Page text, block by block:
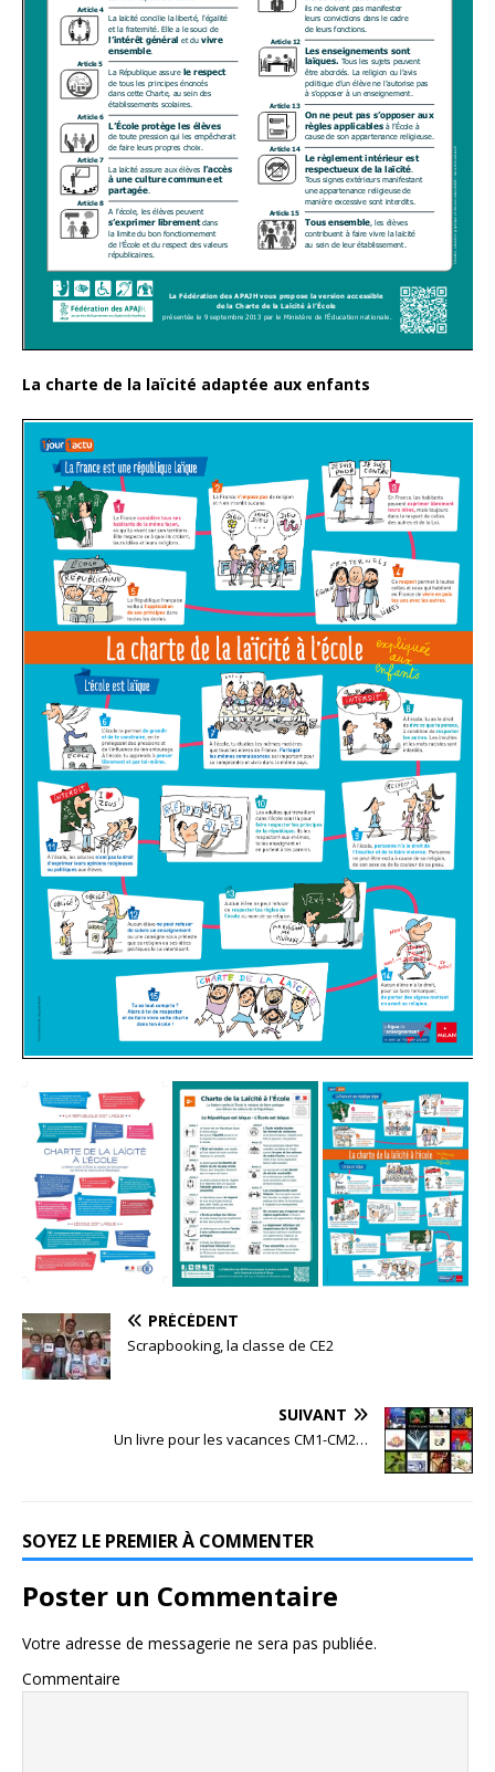
La charte de la laïcité adaptée aux enfants
PRÉCÉDENT
Scrapbooking, la classe de CE2
SUIVANT
Un livre pour les vacances CM1-CM2…
SOYEZ LE PREMIER À COMMENTER
Poster un Commentaire
Votre adresse de messagerie ne sera pas publiée.
Commentaire